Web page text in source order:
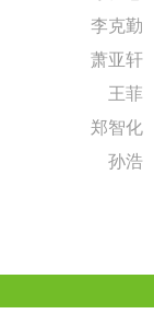
李克勤
萧亚轩
王菲
郑智化
孙浩